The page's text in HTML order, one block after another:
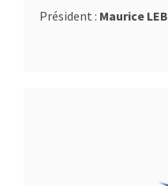
Président : Maurice